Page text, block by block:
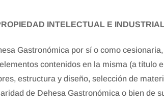
INTELECTUAL E
Gastronómica por sí o como
contenidos en la misma (a título
estructura y diseño, selección de
de Dehesa Gastronómica o bien de